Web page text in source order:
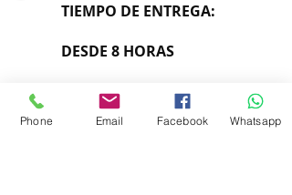
TIEMPO DE ENTREGA:
DESDE 8 HORAS
cantidad
IMPRESION DIGITAL URGENTE
Phone Email Facebook Whatsapp